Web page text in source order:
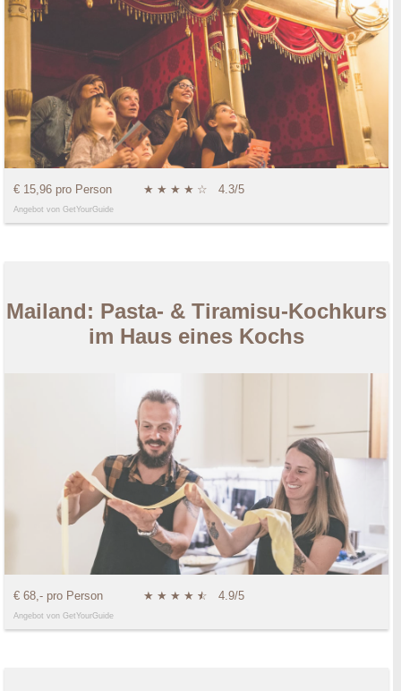
€ 15,96 pro Person ★ ★ ★ ★ ☆ 4.3/5
Angebot von GetYourGuide
Mailand: Pasta- & Tiramisu-Kochkurs
im Haus eines Kochs
€ 68,- pro Person ★ ★ ★ ★ ★
☆ 4.9/5
Angebot von GetYourGuide